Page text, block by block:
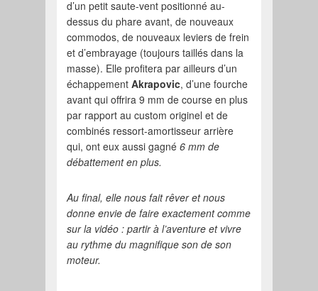
d’un petit saute-vent positionné au-
dessus du phare avant, de nouveaux
commodos, de nouveaux leviers de frein
et d’embrayage (toujours taillés dans la
masse). Elle profitera par ailleurs d’un
échappementAkrapovic, d’une fourche
avant qui offrira 9 mm de course en plus
par rapport au custom originel et de
combinés ressort-amortisseur arrière
qui, ont eux aussi gagné 6 mm de
débattement en plus.
Au final, elle nous fait rêver et nous
donne envie de faire exactement comme
sur la vidéo : partir à l’aventure et vivre
au rythme du magnifique son de son
moteur.